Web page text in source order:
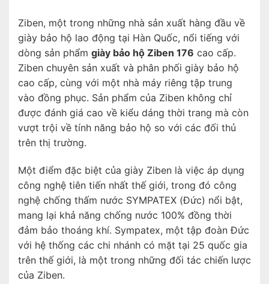
Ziben, một trong những nhà sản xuất hàng đầu về
giày bảo hộ lao động tại Hàn Quốc, nổi tiếng với
dòng sản phẩm giày bảo hộ Ziben 176 cao cấp.
Ziben chuyên sản xuất và phân phối giày bảo hộ
cao cấp, cùng với một nhà máy riêng tập trung
vào đồng phục. Sản phẩm của Ziben không chỉ
được đánh giá cao về kiểu dáng thời trang mà còn
vượt trội về tính năng bảo hộ so với các đối thủ
trên thị trường.
Một điểm đặc biệt của giày Ziben là việc áp dụng
công nghệ tiên tiến nhất thế giới, trong đó công
nghệ chống thấm nước SYMPATEX (Đức) nổi bật,
mang lại khả năng chống nước 100% đồng thời
đảm bảo thoáng khí. Sympatex, một tập đoàn Đức
với hệ thống các chi nhánh có mặt tại 25 quốc gia
trên thế giới, là một trong những đối tác chiến lược
của Ziben.